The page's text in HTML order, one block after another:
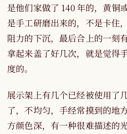
是他们家做了 140 年的，黄铜
是手工研磨出来的，不是卡住
阻力的下沉，最后合上的一刻
拿起来盖了好几次，就是觉得
度的。
展示架上有几个已经被使用了
了，不均匀，手经常摸到的地
方颜色深，有一种很难描述的